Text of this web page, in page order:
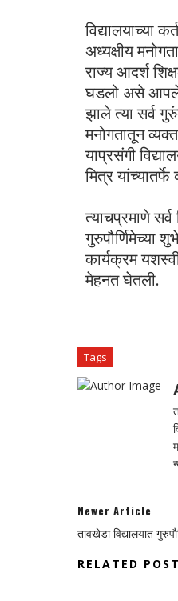
विद्यालयाच्या
अध्यक्षीय
राज्य आदर्श
घडलो असे आपले
झाले त्या सर्व
मनोगतातून
याप्रसंगी
मित्र
त्याचप्रमाणे
गुरुपौर्णिमेच्या
कार्यक्रम
मेहनत घेतली.
Tags
Newer Article
तावखेडा विद्यालयात
RELATED